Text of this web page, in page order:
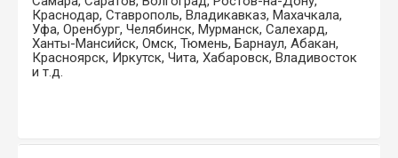
Краснодар, Ставрополь, Владикавказ, Махачкала,
Уфа, Оренбург, Челябинск, Мурманск, Салехард,
Ханты-Мансийск, Омск, Тюмень, Барнаул, Абакан,
Красноярск, Иркутск, Чита, Хабаровск, Владивосток
и т.д.